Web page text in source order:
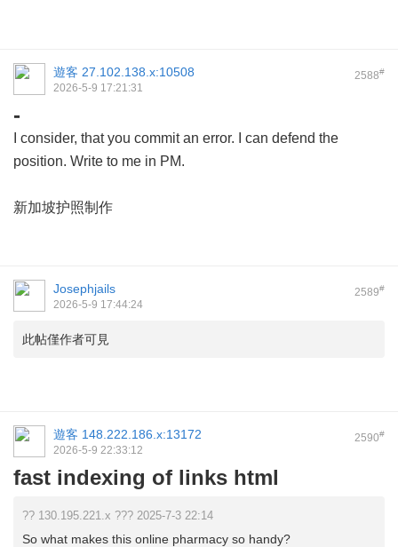
2588#
遊客 27.102.138.x:10508
2026-5-9 17:21:31
-
I consider, that you commit an error. I can defend the
position. Write to me in PM.
新加坡护照制作
2589#
Josephjails
2026-5-9 17:44:24
此帖僅作者可見
2590#
遊客 148.222.186.x:13172
2026-5-9 22:33:12
fast indexing of links html
?? 130.195.221.x ??? 2025-7-3 22:14
So what makes this online pharmacy so handy?